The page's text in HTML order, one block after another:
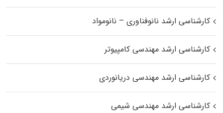
کارشناسی ارشد نانوفناوری – نانومواد
کارشناسی ارشد مهندسی کامپیوتر
کارشناسی ارشد مهندسی دریانوردی
کارشناسی ارشد مهندسی شیمی